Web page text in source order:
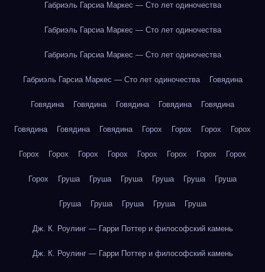
Габриэль Гарсиа Маркес — Сто лет одиночества
Габриэль Гарсиа Маркес — Сто лет одиночества
Габриэль Гарсиа Маркес — Сто лет одиночества
Габриэль Гарсиа Маркес — Сто лет одиночества Говядина
Говядина Говядина Говядина Говядина Говядина
Говядина Говядина Говядина Горох Горох Горох Горох
Горох Горох Горох Горох Горох Горох Горох Горох
Горох Груша Груша Груша Груша Груша Груша
Груша Груша Груша Груша Груша
Дж. К. Роулинг — Гарри Поттер и философский камень
Дж. К. Роулинг — Гарри Поттер и философский камень